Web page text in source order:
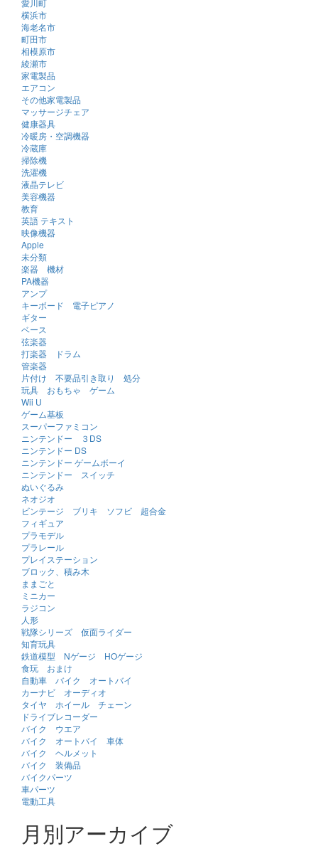
愛川町
横浜市
海老名市
町田市
相模原市
綾瀬市
家電製品
エアコン
その他家電製品
マッサージチェア
健康器具
冷暖房・空調機器
冷蔵庫
掃除機
洗濯機
液晶テレビ
美容機器
教育
英語 テキスト
映像機器
Apple
未分類
楽器 機材
PA機器
アンプ
キーボード 電子ピアノ
ギター
ベース
弦楽器
打楽器 ドラム
管楽器
片付け 不要品引き取り 処分
玩具 おもちゃ ゲーム
Wii U
ゲーム基板
スーパーファミコン
ニンテンドー ３DS
ニンテンドー DS
ニンテンドー ゲームボーイ
ニンテンドー スイッチ
ぬいぐるみ
ネオジオ
ビンテージ ブリキ ソフビ 超合金
フィギュア
プラモデル
プラレール
プレイステーション
ブロック、積み木
ままごと
ミニカー
ラジコン
人形
戦隊シリーズ 仮面ライダー
知育玩具
鉄道模型 Nゲージ HOゲージ
食玩 おまけ
自動車 バイク オートバイ
カーナビ オーディオ
タイヤ ホイール チェーン
ドライブレコーダー
バイク ウエア
バイク オートバイ 車体
バイク ヘルメット
バイク 装備品
バイクパーツ
車パーツ
電動工具
月別アーカイブ